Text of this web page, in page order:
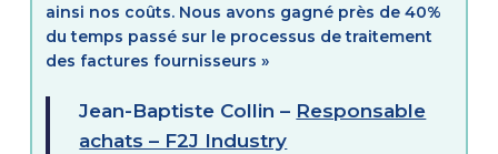
ainsi nos coûts. Nous avons gagné près de 40%
du temps passé sur le processus de traitement
des factures fournisseurs »
Jean-Baptiste Collin – Responsable
achats – F2J Industry